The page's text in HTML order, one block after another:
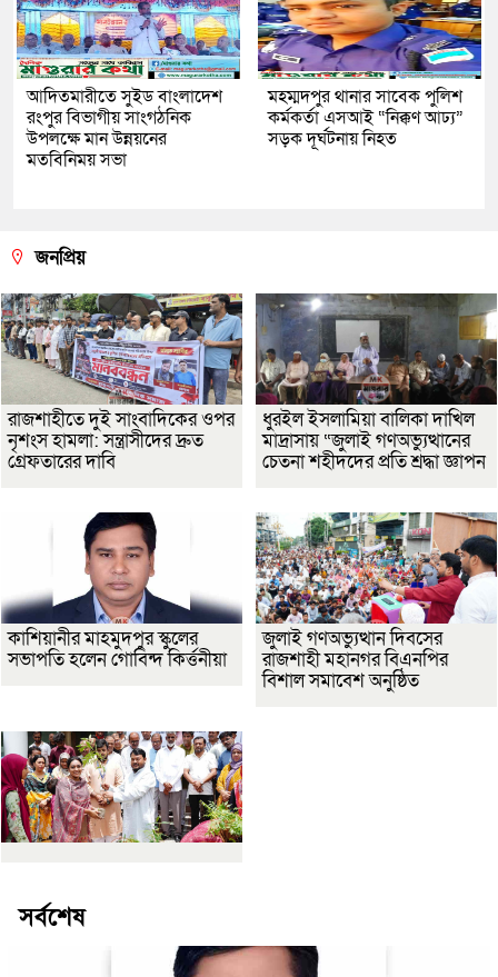
আদিতমারীতে সুইড বাংলাদেশ
রংপুর বিভাগীয় সাংগঠনিক
উপলক্ষে মান উন্নয়নের
মতবিনিময় সভা
মহম্মদপুর থানার সাবেক পুলিশ
কর্মকর্তা এসআই “নিক্কণ আঢ্য”
সড়ক দূর্ঘটনায় নিহত
জনপ্রিয়
রাজশাহীতে দুই সাংবাদিকের ওপর
নৃশংস হামলা: সন্ত্রাসীদের দ্রুত
গ্রেফতারের দাবি
ধুরইল ইসলামিয়া বালিকা দাখিল
মাদ্রাসায় “জুলাই গণঅভ্যুত্থানের
চেতনা শহীদদের প্রতি শ্রদ্ধা জ্ঞাপন
কাশিয়ানীর মাহমুদপুর স্কুলের
সভাপতি হলেন গোবিন্দ কির্ত্তনীয়া
জুলাই গণঅভ্যুত্থান দিবসের
রাজশাহী মহানগর বিএনপির
বিশাল সমাবেশ অনুষ্ঠিত
সর্বশেষ